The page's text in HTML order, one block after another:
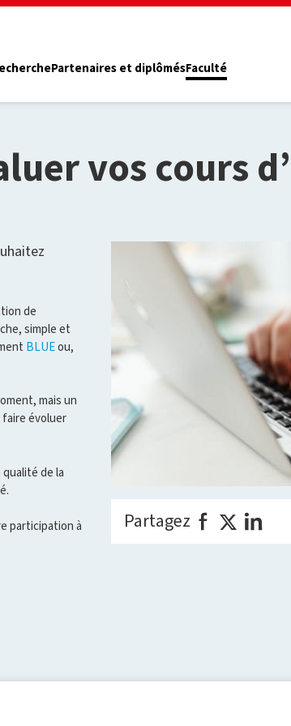
Partenaires et diplômésFaculté
vos cours
de
simple et
BLUEou,
mais un
faire évoluer
de la
participation à
Partagez